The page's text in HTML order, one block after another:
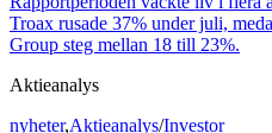
Troax rusade 37% under juli,
Group steg mellan 18 till 23%.
Aktieanalys
nyheter,Aktieanalys/Investor